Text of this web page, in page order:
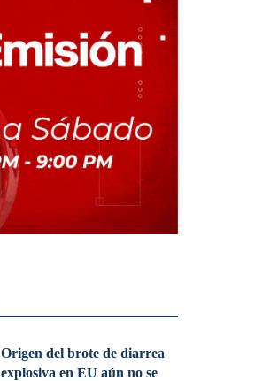
Origen del brote de diarrea
explosiva en EU aún no se